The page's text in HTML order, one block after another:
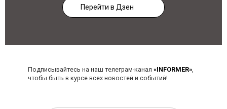
Перейти в Дзен
Подписывайтесь на наш телеграм-канал «INFORMER»,
чтобы быть в курсе всех новостей и событий!